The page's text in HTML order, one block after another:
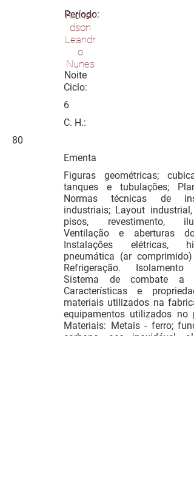
Período:
Noite
Richar
dson
Leandr
o
Nunes
Ciclo:
6
C. H.:
80
Ementa
Figuras geométricas;
tanques e tubulações;
Normas técnicas de
industriais; Layout industrial,
pisos, revestimento,
Ventilação e aberturas do
Instalações elétricas,
pneumática (ar comprimido)
Refrigeração. Isolamento
Sistema de combate a
Características e
materiais utilizados na
equipamentos utilizados no
Materiais: Metais - ferro;
carbono, aço inoxidável,